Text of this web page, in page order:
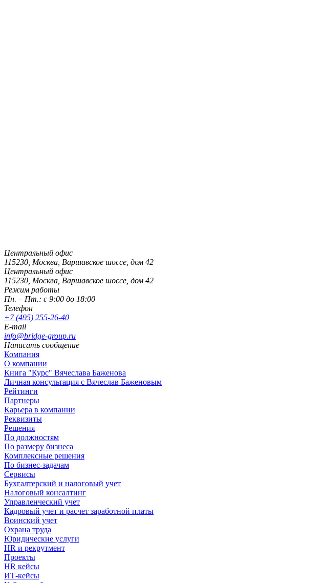
Центральный офис
115230, Москва, Варшавское шоссе, дом 42
Центральный офис
115230, Москва, Варшавское шоссе, дом 42
Режим работы
Пн. – Пт.: с 9:00 до 18:00
Телефон
+7 (495) 255-26-40
E-mail
info@bridge-group.ru
Написать сообщение
Компания
О компании
Книга "Курс" Вячеслава Баженова
Личная консультация с Вячеслав Баженовым
Рейтинги
Партнеры
Карьера в компании
Реквизиты
Решения
По должностям
По размеру бизнеса
Комплексные решения
По бизнес-задачам
Сервисы
Бухгалтерский и налоговый учет
Налоговый консалтинг
Управленческий учет
Кадровый учет и расчет заработной платы
Воинский учет
Охрана труда
Юридические услуги
HR и рекрутмент
Проекты
HR кейсы
ИТ-кейсы